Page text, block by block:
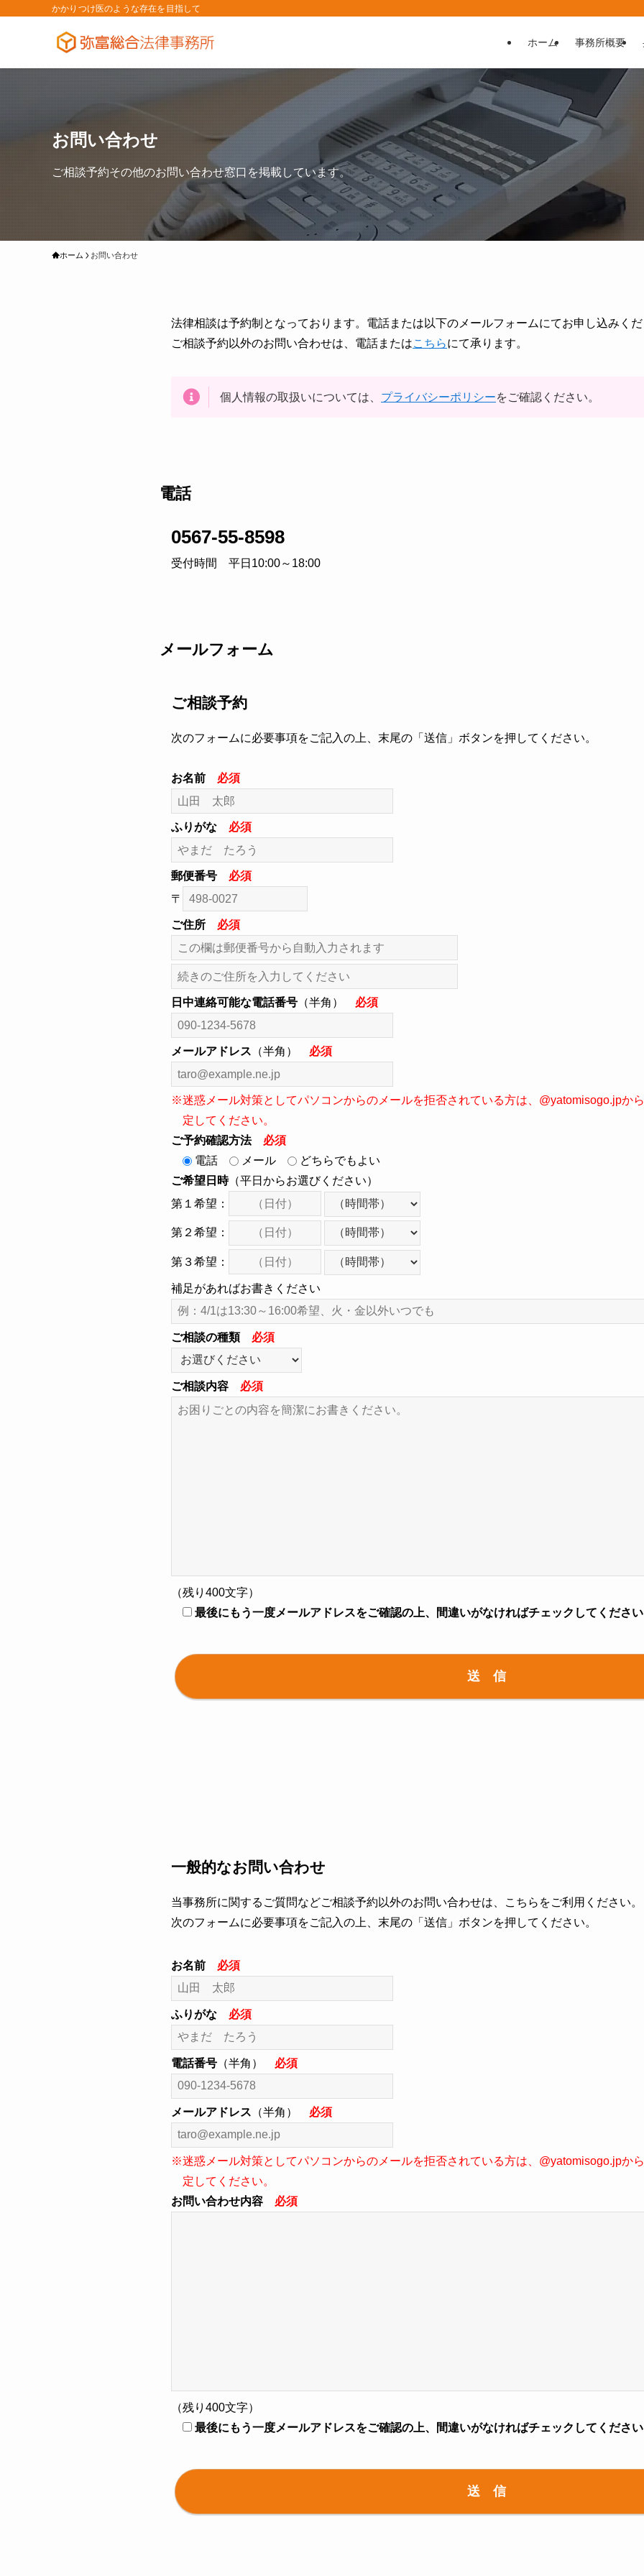
かかりつけ医のような存在を目指して
ホーム 事務所概要
お問い合わせ
ご相談予約その他のお問い合わせ窓口を掲載しています。
ホーム お問い合わせ
法律相談は予約制となっております。電話または以下のメールフォームにてお申し込みく
ご相談予約以外のお問い合わせは、電話またはこちらにて承ります。
個人情報の取扱いについては、 プライバシーポリシーをご確認ください。
電話
0567-55-8598
受付時間 平日10:00～18:00
メールフォーム
ご相談予約
次のフォームに必要事項をご記入の上、末尾の「送信」ボタンを押してください。
お名前 必須
ふりがな 必須
郵便番号 必須
〒
ご住所 必須
日中連絡可能な電話番号 （半角） 必須
メールアドレス （半角） 必須
※迷惑メール対策としてパソコンからのメールを拒否されている方は、@yatomisogo.jpか
定してください。
ご予約確認方法 必須
電話
メール
どちらでもよい
ご希望日時（平日からお選びください）
第１希望：
第２希望：
第３希望：
補足があればお書きください
ご相談の種類 必須
ご相談内容 必須
（残り 400文字）
最後にもう一度メールアドレスをご確認の上、間違いがなければチェックしてくださ
一般的なお問い合わせ
当事務所に関するご質問などご相談予約以外のお問い合わせは、こちらをご利用ください。
次のフォームに必要事項をご記入の上、末尾の「送信」ボタンを押してください。
お名前 必須
ふりがな 必須
電話番号 （半角） 必須
メールアドレス （半角） 必須
※迷惑メール対策としてパソコンからのメールを拒否されている方は、@yatomisogo.jpか
定してください。
お問い合わせ内容 必須
（残り 400文字）
最後にもう一度メールアドレスをご確認の上、間違いがなければチェックしてくださ